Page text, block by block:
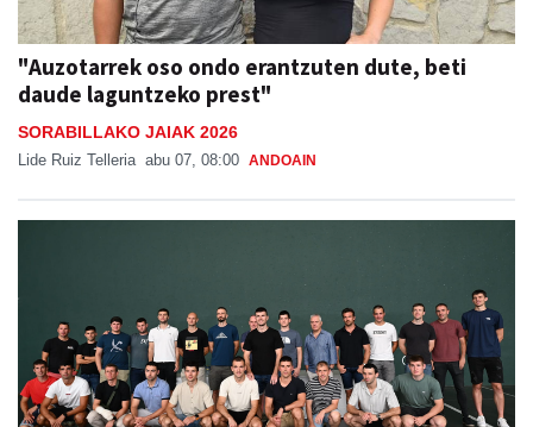
"Auzotarrek oso ondo erantzuten dute, beti
daude laguntzeko prest"
SORABILLAKO JAIAK 2026
Lide Ruiz Telleria abu 07, 08:00 ANDOAIN